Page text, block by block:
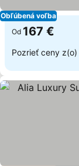
Obľúbená voľba
Od 167 €
Pozrieť ceny z(o)